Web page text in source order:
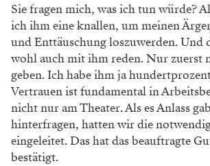
Sie fragen mich, was ich tun würde?
ich ihm eine knallen, um meinen
und Enttäuschung loszuwerden. Und
wohl auch mit ihm reden. Nur zuerst
geben. Ich habe ihm ja
Vertrauen ist fundamental in
nicht nur am Theater. Als es Anlass
hinterfragen, hatten wir die
eingeleitet. Das hat das beauftragte
bestätigt.